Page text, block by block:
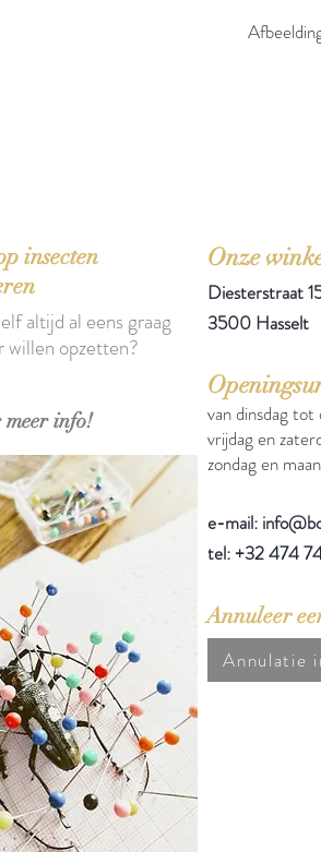
insecten
info!
altijd al eens graag
willen opzetten?
Onze
Diesterstraat
3500 Hasselt
van dinsdag tot
vrijdag en
zondag en
e-mail:
tel: +32 474
Annuleer
Annulatie